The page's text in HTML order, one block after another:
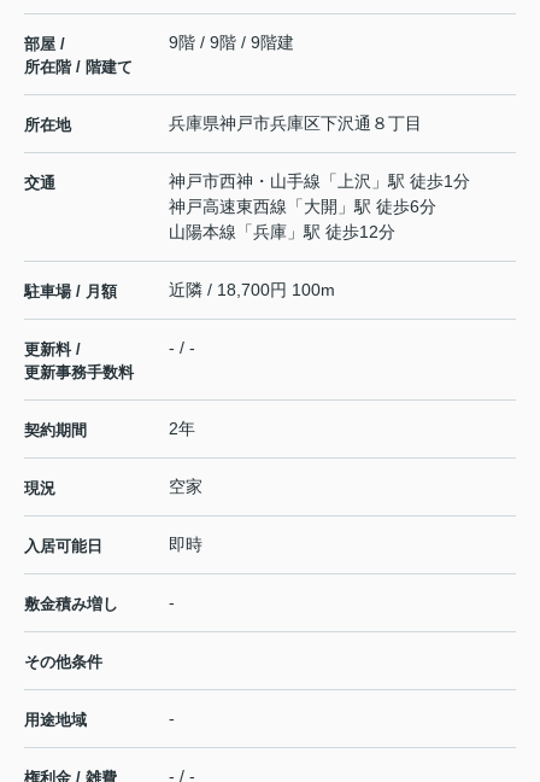
部屋 /
所在階 / 階建て
9階 / 9階 / 9階建
所在地 兵庫県神戸市兵庫区下沢通 ８丁目
交通 神戸市西神・山手線 「 上沢 」駅 徒歩1分
神戸高速東西線 「大開 」駅 徒歩6分
山陽本線 「兵庫 」駅 徒歩12分
駐車場 / 月額 近隣 / 18,700円 100m
更新料 /
更新事務手数料
- / -
契約期間 2年
現況 空家
入居可能日 即時
敷金積み増し -
その他条件
用途地域 -
権利金 / 雑費 - / -